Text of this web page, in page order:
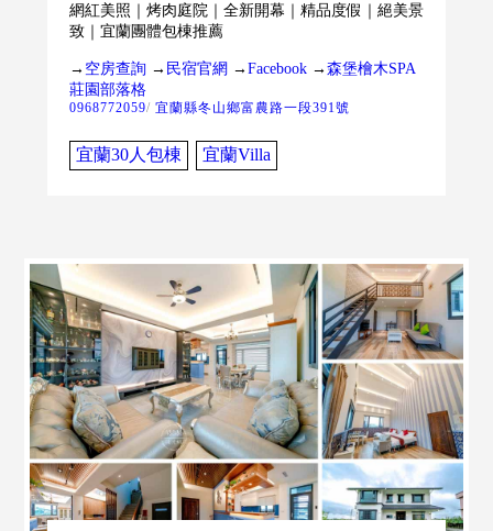
網紅美照｜烤肉庭院｜全新開幕｜精品度假｜絕美景
致｜宜蘭團體包棟推薦
→ 空房查詢→ 民宿官網 →Facebook→森堡檜木SPA
莊園部落格
0968772059/ 宜蘭縣冬山鄉富農路一段391號
宜蘭30人包棟 宜蘭Villa